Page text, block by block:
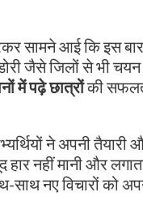
सामने आई कि इस
जैसे जिलों से भी
में पढ़े छात्रोंकी
ने अपनी
नहीं मानी और
नए विचारों को